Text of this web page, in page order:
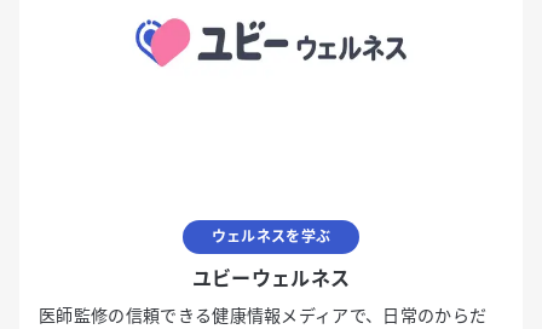
ウェルネスを学ぶ
ユビーウェルネス
医師監修の信頼できる健康情報メディアで、日常のからだ